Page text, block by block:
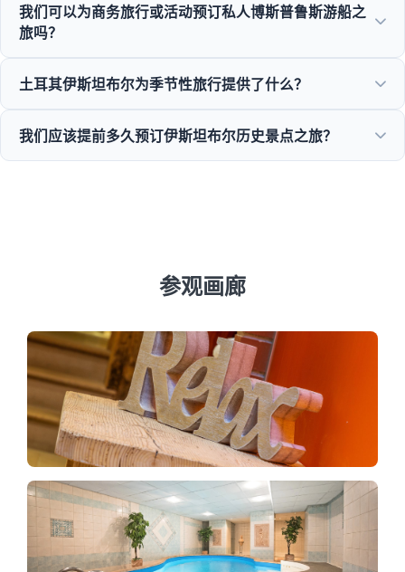
酒店提供便捷的酒店接送服务。
我们可以为商务旅行或活动预订私人博斯普鲁斯游船之
旅吗？
租赁、企业活动和专属博斯普鲁斯晚餐巡游。
土耳其伊斯坦布尔为季节性旅行提供了什么？
旅，伊斯坦布尔全年十二个月都提供极佳的景点。
我们应该提前多久预订伊斯坦布尔历史景点之旅？
参观画廊